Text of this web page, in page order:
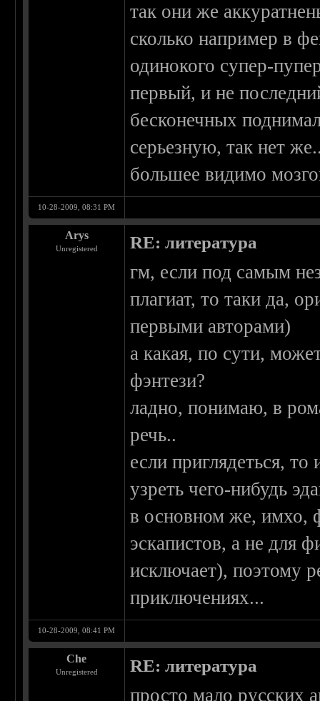
так они же
сколько например в
одинокого супер-
первый, и не
бесконечных
серьезную, так нет
большее видимо
10-28-2009, 08:31 PM
Arys
Unregistered RE: литература
гм, если под самым
плагиат, то таки да,
первыми авторами)
а какая, по сути,
фэнтези?
ладно, понимаю, в
речь..
если приглядеться,
узреть чего-нибудь
в основном же, имхо,
эскапистов, а не для
исключает), поэтому
приключениях...
10-28-2009, 08:41 PM
Che
Unregistered RE: литература
просто мало русских